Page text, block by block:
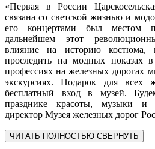
«Первая в России
связана со светской жизнью и
его концертами был местом
дальнейшем этот
влияние на историю костюма,
проследить на модных показах
профессиях на железных дорогах
экскурсиях. Подарок для
бесплатный вход в музей.
празднике красоты, музыки и
директор Музея железных дорог
ЧИТАТЬ ПОЛНОСТЬЮ СВЕРНУТЬ